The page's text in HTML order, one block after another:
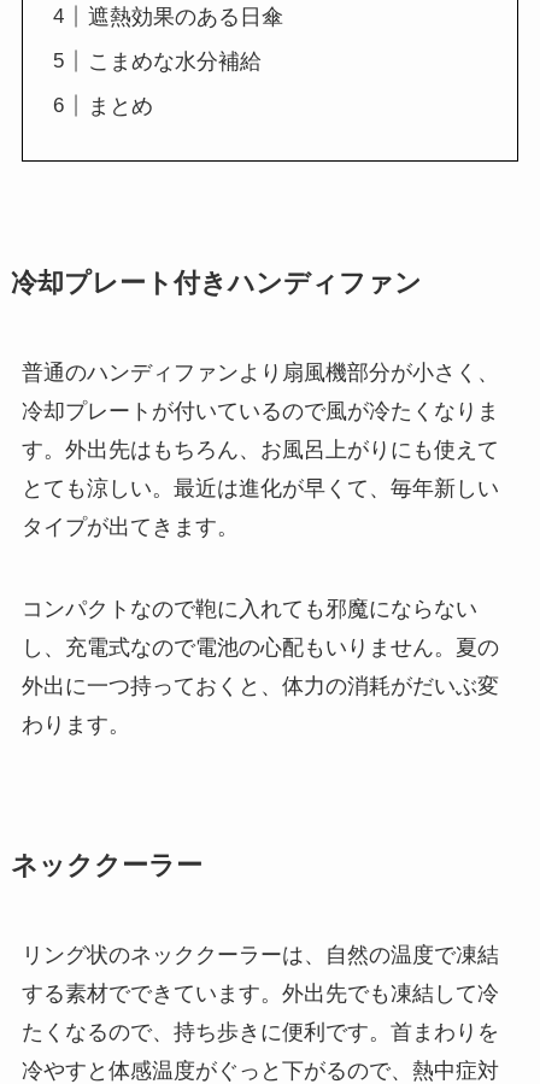
遮熱効果のある日傘
こまめな水分補給
まとめ
冷却プレート付きハンディファン
普通のハンディファンより扇風機部分が小さく、
冷却プレートが付いているので風が冷たくなりま
す。外出先はもちろん、お風呂上がりにも使えて
とても涼しい。最近は進化が早くて、毎年新しい
タイプが出てきます。
コンパクトなので鞄に入れても邪魔にならない
し、充電式なので電池の心配もいりません。夏の
外出に一つ持っておくと、体力の消耗がだいぶ変
わります。
ネッククーラー
リング状のネッククーラーは、自然の温度で凍結
する素材でできています。外出先でも凍結して冷
たくなるので、持ち歩きに便利です。首まわりを
冷やすと体感温度がぐっと下がるので、熱中症対